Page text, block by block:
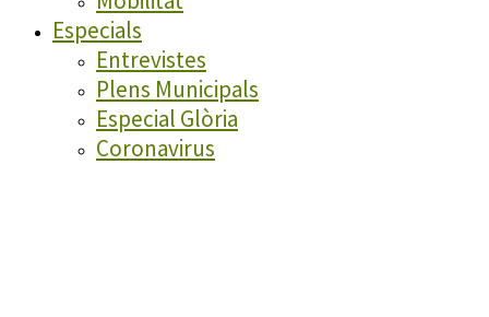
Especials
Entrevistes
Plens Municipals
Especial Glòria
Coronavirus